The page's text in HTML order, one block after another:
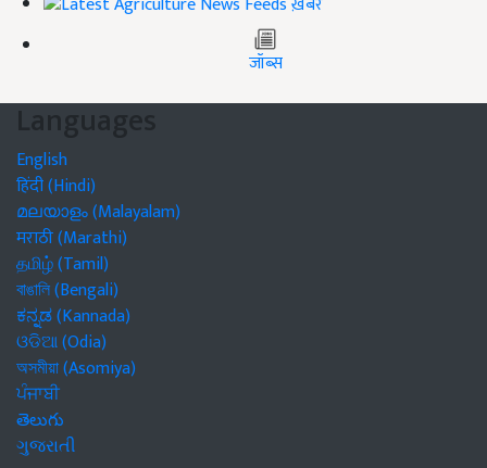
जॉब्स
Languages
English
हिंदी (Hindi)
മലയാളം (Malayalam)
मराठी (Marathi)
தமிழ் (Tamil)
বাঙালি (Bengali)
ಕನ್ನಡ (Kannada)
ଓଡିଆ (Odia)
অসমীয়া (Asomiya)
ਪੰਜਾਬੀ
తెలుగు
ગુજરાતી